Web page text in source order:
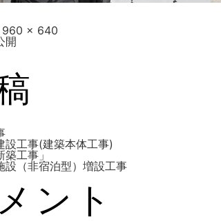
フ
ル
サ
ズ
960 × 640
開
設工事(建築本体工事)
工事」
（非宿泊型）増設工事
ント